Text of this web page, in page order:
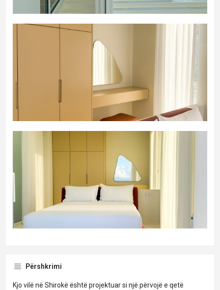
Përshkrimi
Kjo vilë në Shirokë është projektuar si një përvojë e qetë